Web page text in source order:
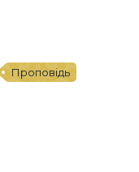
Проповідь